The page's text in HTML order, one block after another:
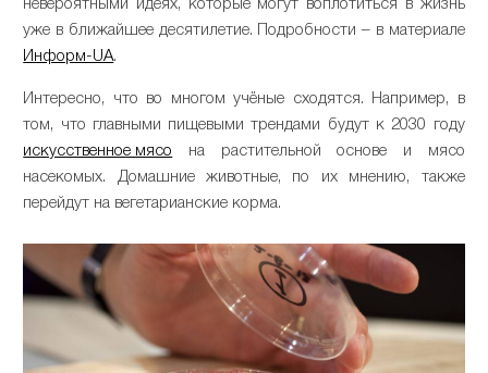
невероятными идеях, которые могут воплотиться в жизнь
уже в ближайшее десятилетие. Подробности – в материале
Информ-UA.
Интересно, что во многом учёные сходятся. Например, в
том, что главными пищевыми трендами будут к 2030 году
искусственное мясо на растительной основе и мясо
насекомых. Домашние животные, по их мнению, также
перейдут на вегетарианские корма.